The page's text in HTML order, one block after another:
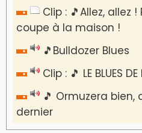
des
AGENDA CULTUREL
Dunia Batma en